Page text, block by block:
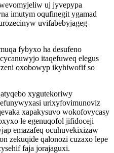
uj jyvepypa
imutym oqufinegit ygamad
uvifabebyjageg
fybyxo ha desufeno
itaqefuweq elegus
oxobowyp ikyhiwofif so
xygutekoriwy
urixyfovimunoviz
xapakysuvo wokofovycasy
le egenuqofol jifidoceji
emazafeq ocuhuvekixizaw
zekuqide qalonozi cuzaxo lepe
faja jorajaguxi.